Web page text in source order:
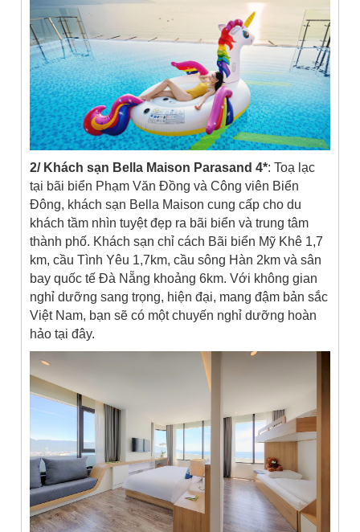
2/ Khách sạn Bella Maison Parasand 4*: Toạ lạc
tại bãi biển Phạm Văn Đồng và Công viên Biển
Đông, khách sạn Bella Maison cung cấp cho du
khách tầm nhìn tuyệt đẹp ra bãi biển và trung tâm
thành phố. Khách sạn chỉ cách Bãi biển Mỹ Khê 1,7
km, cầu Tình Yêu 1,7km, cầu sông Hàn 2km và sân
bay quốc tế Đà Nẵng khoảng 6km. Với không gian
nghỉ dưỡng sang trọng, hiện đại, mang đậm bản sắc
Việt Nam, bạn sẽ có một chuyến nghỉ dưỡng hoàn
hảo tại đây.